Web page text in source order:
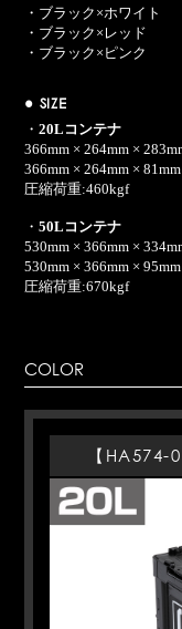
・ブラック×ホワイト
・ブラック×レッド
・ブラック×ピンク
● SIZE
・20Lコンテナ
366mm × 264mm ×
366mm × 264mm ×
圧縮荷重:460kgf
・50Lコンテナ
530mm × 366mm ×
530mm × 366mm ×
圧縮荷重:670kgf
COLOR
【